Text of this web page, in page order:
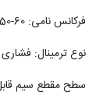
فرکانس نامی: 60-50 هرتز
نوع ترمینال: فشاری
سطح مقطع سیم قابل اتصال